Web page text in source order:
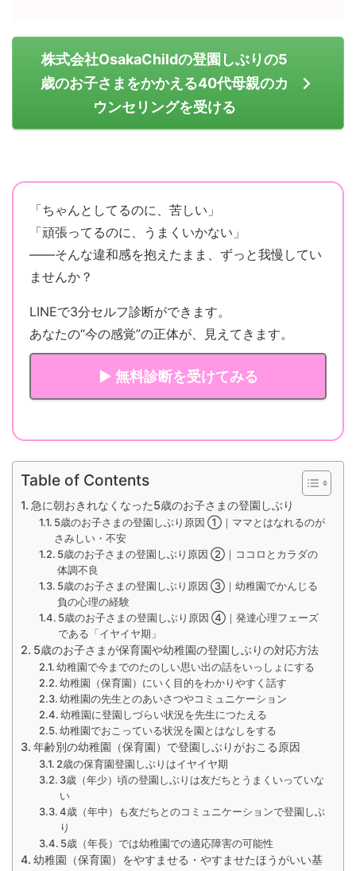
株式会社OsakaChildの登園しぶりの5
歳のお子さまをかかえる40代母親のカ
ウンセリングを受ける
「ちゃんとしてるのに、苦しい」
「頑張ってるのに、うまくいかない」
——そんな違和感を抱えたまま、ずっと我慢してい
ませんか？
LINEで3分セルフ診断ができます。
あなたの“今の感覚”の正体が、見えてきます。
▶ 無料診断を受けてみる
Table of Contents
急に朝おきれなくなった5歳のお子さまの登園しぶり
5歳のお子さまの登園しぶり原因 ①｜ママとはなれるのが
さみしい・不安
5歳のお子さまの登園しぶり原因 ②｜ココロとカラダの
体調不良
5歳のお子さまの登園しぶり原因 ③｜幼稚園でかんじる
負の心理の経験
5歳のお子さまの登園しぶり原因 ④｜発達心理フェーズ
である「イヤイヤ期」
5歳のお子さまが保育園や幼稚園の登園しぶりの対応方法
幼稚園で今までのたのしい思い出の話をいっしょにする
幼稚園（保育園）にいく目的をわかりやすく話す
幼稚園の先生とのあいさつやコミュニケーション
幼稚園に登園しづらい状況を先生につたえる
幼稚園でおこっている状況を園とはなしをする
年齢別の幼稚園（保育園）で登園しぶりがおこる原因
2歳の保育園登園しぶりはイヤイヤ期
3歳（年少）頃の登園しぶりは友だちとうまくいっていな
い
4歳（年中）も友だちとのコミュニケーションで登園しぶ
り
5歳（年長）では幼稚園での適応障害の可能性
幼稚園（保育園）をやすませる・やすませたほうがいい基